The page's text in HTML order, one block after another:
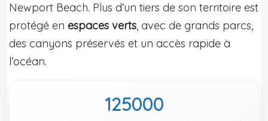
Newport Beach. Plus d’un tiers de son territoire est
protégé en espaces verts, avec de grands parcs,
des canyons préservés et un accès rapide à
l’océan.
125000